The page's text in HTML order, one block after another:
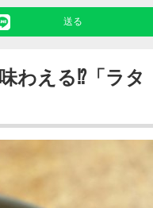
送る
わえる⁉︎「ラタ